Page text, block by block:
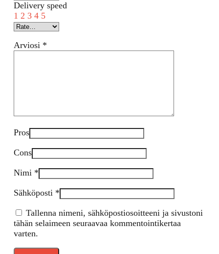
Delivery speed
1 2 3 4 5
Arviosi *
Pros
Cons
Nimi *
Sähköposti *
Tallenna nimeni, sähköpostiosoitteeni ja sivustoni
tähän selaimeen seuraavaa kommentointikertaa
varten.